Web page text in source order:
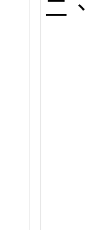
二、